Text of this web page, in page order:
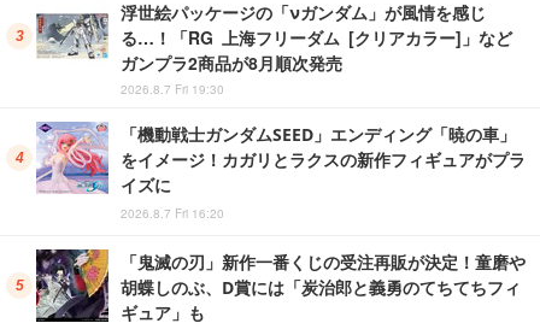
浮世絵パッケージの「νガンダム」が風情を感じ
る…！「RG 上海フリーダム [クリアカラー]」など
ガンプラ2商品が8月順次発売
2026.8.7 Fri 19:30
「機動戦士ガンダムSEED」エンディング「暁の車」
をイメージ！カガリとラクスの新作フィギュアがプラ
イズに
2026.8.7 Fri 16:20
「鬼滅の刃」新作一番くじの受注再販が決定！童磨や
胡蝶しのぶ、D賞には「炭治郎と義勇のてちてちフィ
ギュア」も